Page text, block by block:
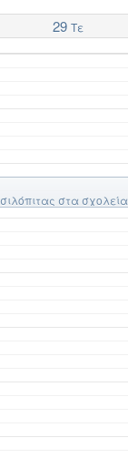
29 Τε
στα